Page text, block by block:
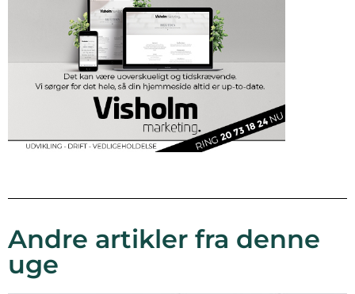
Andre artikler fra denne
uge